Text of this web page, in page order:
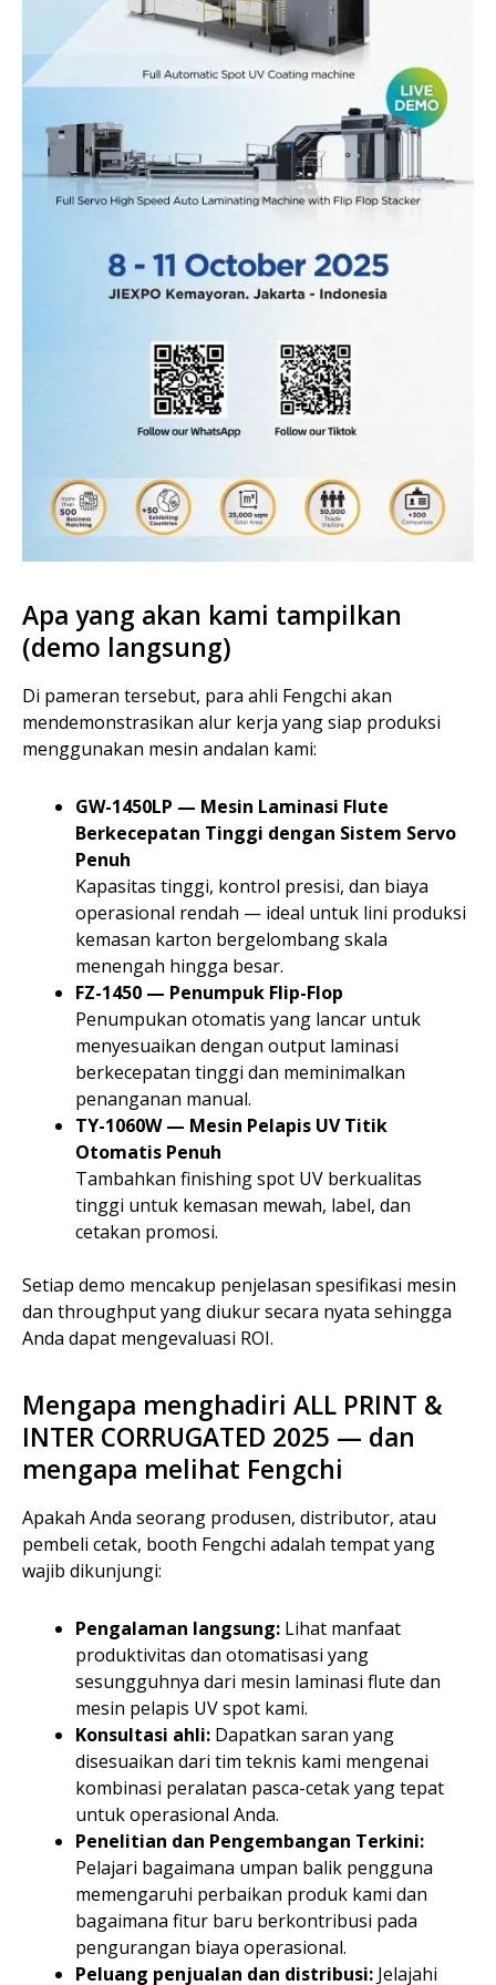
Apa yang akan kami tampilkan
(demo langsung)
Di pameran tersebut, para ahli Fengchi akan
mendemonstrasikan alur kerja yang siap produksi
menggunakan mesin andalan kami:
GW-1450LP — Mesin Laminasi Flute
Berkecepatan Tinggi dengan Sistem Servo
Penuh
Kapasitas tinggi, kontrol presisi, dan biaya
operasional rendah — ideal untuk lini produksi
kemasan karton bergelombang skala
menengah hingga besar.
FZ-1450 — Penumpuk Flip-Flop
Penumpukan otomatis yang lancar untuk
menyesuaikan dengan output laminasi
berkecepatan tinggi dan meminimalkan
penanganan manual.
TY-1060W — Mesin Pelapis UV Titik
Otomatis Penuh
Tambahkan finishing spot UV berkualitas
tinggi untuk kemasan mewah, label, dan
cetakan promosi.
Setiap demo mencakup penjelasan spesifikasi mesin
dan throughput yang diukur secara nyata sehingga
Anda dapat mengevaluasi ROI.
Mengapa menghadiri ALL PRINT &
INTER CORRUGATED 2025 — dan
mengapa melihat Fengchi
Apakah Anda seorang produsen, distributor, atau
pembeli cetak, booth Fengchi adalah tempat yang
wajib dikunjungi:
Pengalaman langsung: Lihat manfaat
produktivitas dan otomatisasi yang
sesungguhnya dari mesin laminasi flute dan
mesin pelapis UV spot kami.
Konsultasi ahli: Dapatkan saran yang
disesuaikan dari tim teknis kami mengenai
kombinasi peralatan pasca-cetak yang tepat
untuk operasional Anda.
Penelitian dan Pengembangan Terkini:
Pelajari bagaimana umpan balik pengguna
memengaruhi perbaikan produk kami dan
bagaimana fitur baru berkontribusi pada
pengurangan biaya operasional.
Peluang penjualan dan distribusi: Jelajahi